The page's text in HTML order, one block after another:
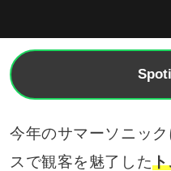
今年のサマーソニッ
スで観客を魅了した